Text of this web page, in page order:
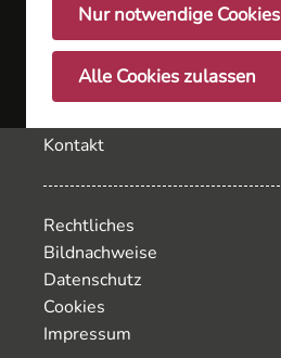
Nur notwendige Cookies
Alle Cookies zulassen
Inhalt
Fachärzte
Service
Kontakt
Rechtliches
Bildnachweise
Datenschutz
Cookies
Impressum